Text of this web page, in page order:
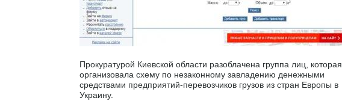
Прокуратурой Киевской области разоблачена группа лиц, которая
организовала схему по незаконному завладению денежными
средствами предприятий-перевозчиков грузов из стран Европы в
Украину.